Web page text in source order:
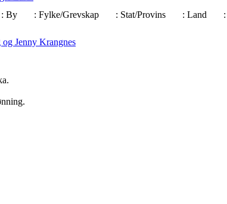
: By : Fylke/Grevskap : Stat/Provins : Land
Jenny Krangnes